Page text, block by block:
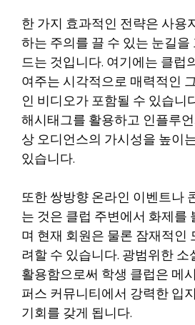
한 가지 효과적인 전략은 사용
하는 주의를 끌 수 있는 눈길
드는 것입니다. 여기에는 클럽
여주는 시각적으로 매력적인
인 비디오가 포함될 수 있습니
해시태그를 활용하고 인플루
상 오디언스의 가시성을 높이
있습니다.
또한 쌍방향 온라인 이벤트나
는 것은 클럽 주변에서 화제를
며 현재 회원은 물론 잠재적인
려할 수 있습니다. 광범위한
활용함으로써 학생 클럽은 메
퍼스 커뮤니티에서 강력한 입
기회를 갖게 됩니다.